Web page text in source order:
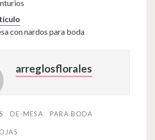
con nardos para boda
arreglosflorales
DE-MESA PARA BODA